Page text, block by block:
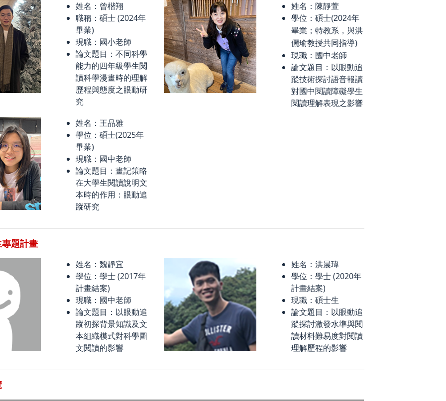
姓名：曾楷翔
職稱：碩士 (2024年
畢業)
現職：國小老師
論文題目：不同科學
能力的四年級學生閱
讀科學漫畫時的理解
歷程與態度之眼動研
究
姓名：陳靜萱
學位：碩士(2024年
畢業；特教系，與洪
儷瑜教授共同指導)
現職：國中老師
論文題目：以眼動追
蹤技術探討語音報讀
對國中閱讀障礙學生
閱讀理解表現之影響
姓名：王品雅
學位：碩士(2025年
畢業)
現職：國中老師
論文題目：畫記策略
在大學生閱讀說明文
本時的作用：眼動追
蹤研究
題計畫
姓名：魏靜宜
學位：學士 (2017年
計畫結案)
現職：國中老師
論文題目：以眼動追
蹤初探背景知識及文
本組織模式對科學圖
文閱讀的影響
姓名：洪晨瑋
學位：學士 (2020年
計畫結案)
現職：碩士生
論文題目：以眼動追
蹤探討激發水準與閱
讀材料難易度對閱讀
理解歷程的影響